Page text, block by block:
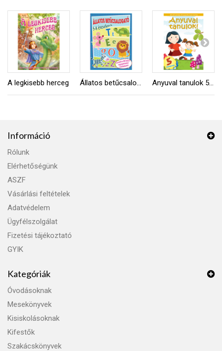
A legkisebb herceg Állatos betűcsalogató Anyuval tanulok 5 éveseknek
Információ
Rólunk
Elérhetőségünk
ASZF
Vásárlási feltételek
Adatvédelem
Ügyfélszolgálat
Fizetési tájékoztató
GYIK
Kategóriák
Óvodásoknak
Mesekönyvek
Kisiskolásoknak
Kifestők
Szakácskönyvek